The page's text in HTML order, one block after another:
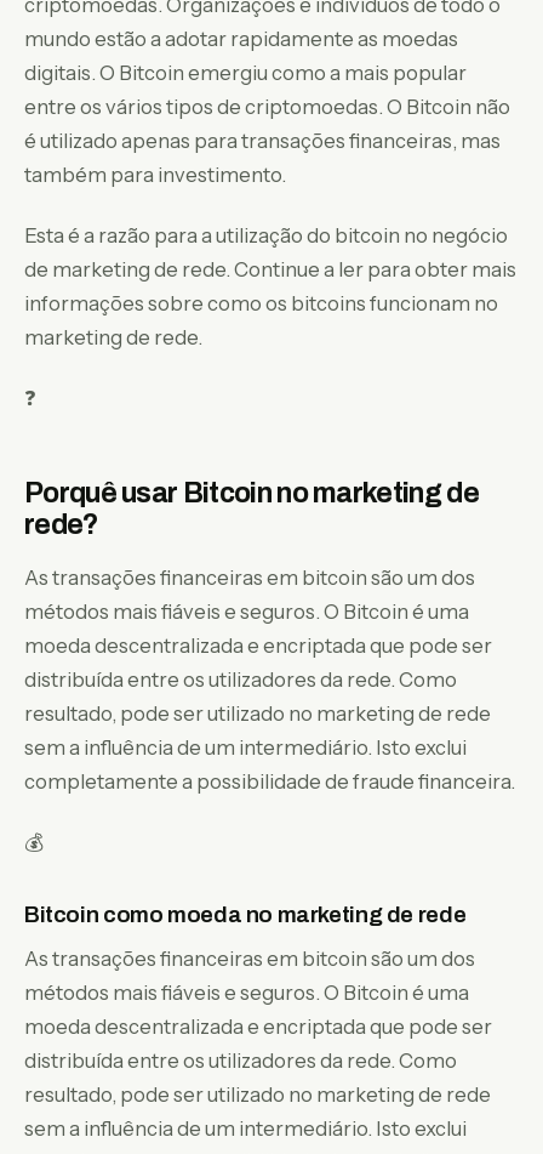
criptomoedas. Organizações e indivíduos de todo o
mundo estão a adotar rapidamente as moedas
digitais. O Bitcoin emergiu como a mais popular
entre os vários tipos de criptomoedas. O Bitcoin não
é utilizado apenas para transações financeiras, mas
também para investimento.
Esta é a razão para a utilização do bitcoin no negócio
de marketing de rede. Continue a ler para obter mais
informações sobre como os bitcoins funcionam no
marketing de rede.
❓
Porquê usar Bitcoin no marketing de
rede?
As transações financeiras em bitcoin são um dos
métodos mais fiáveis e seguros. O Bitcoin é uma
moeda descentralizada e encriptada que pode ser
distribuída entre os utilizadores da rede. Como
resultado, pode ser utilizado no marketing de rede
sem a influência de um intermediário. Isto exclui
completamente a possibilidade de fraude financeira.
💰
Bitcoin como moeda no marketing de rede
As transações financeiras em bitcoin são um dos
métodos mais fiáveis e seguros. O Bitcoin é uma
moeda descentralizada e encriptada que pode ser
distribuída entre os utilizadores da rede. Como
resultado, pode ser utilizado no marketing de rede
sem a influência de um intermediário. Isto exclui